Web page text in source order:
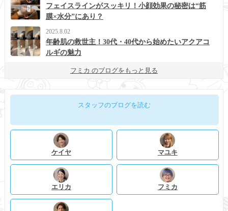
フェイスラインがスッキリ！小顔効果の秘密は“筋
膜×水分”にあり？
2025.8.02
年齢肌の救世主！30代・40代から始めたいアクアコ
ルギの魅力
フミカ のブログをもっと見る
スタッフのブログを読む
ケイヤ マユキ
エリカ フミカ